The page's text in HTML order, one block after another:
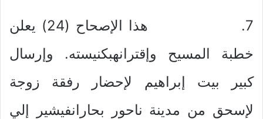
7. هذا الإصحاح (24) يعلن
خطبة المسيح وإقترانهبكنيسته. وإرسال
كبير بيت إبراهيم لإحضار رفقة زوجة
لإسحق من مدينة ناحور بحارانفيشير إلي